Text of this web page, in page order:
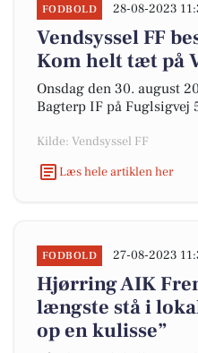
FODBOLD 28-08-2023
Vendsyssel FF
Kom helt tæt på
Onsdag den 30. august
Bagterp IF på Fuglsigvej
Kilde: Vendsyssel FF
Læs hele artiklen her
FODBOLD 27-08-2023
Hjørring AIK
længste stå i
op en kulisse”